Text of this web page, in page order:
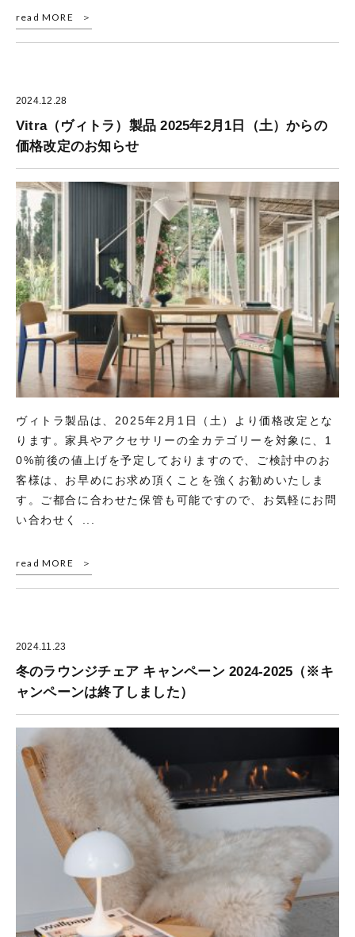
read MORE
2024.12.28
Vitra（ヴィトラ）製品 2025年2月1日（土）からの
価格改定のお知らせ
ヴィトラ製品は、2025年2月1日（土）より価格改定とな
ります。家具やアクセサリーの全カテゴリーを対象に、1
0%前後の値上げを予定しておりますので、ご検討中のお
客様は、お早めにお求め頂くことを強くお勧めいたしま
す。ご都合に合わせた保管も可能ですので、お気軽にお問
い合わせく ...
read MORE
2024.11.23
冬のラウンジチェア キャンペーン 2024-2025（※キ
ャンペーンは終了しました）